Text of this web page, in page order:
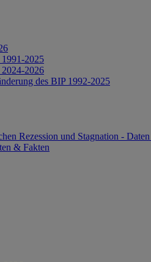
2025
2026
des BIP 1992-2025
Rezession und Stagnation -
& Fakten